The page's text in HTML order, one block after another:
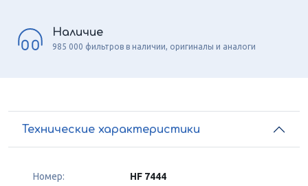
Наличие
985 000 фильтров в наличии, оригиналы и аналоги
Технические характеристики
Номер: HF 7444